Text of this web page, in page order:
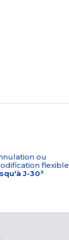
ou
flexible
J-30³